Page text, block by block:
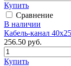
Купить
Сравнение
В наличии
Кабель-канал
256.50 руб.
Купить